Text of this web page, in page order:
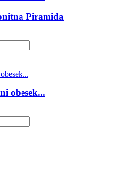
Piramida
obesek...